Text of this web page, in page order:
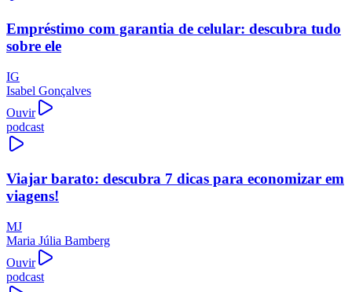
Empréstimo com garantia de celular: descubra tudo
sobre ele
IG
Isabel Gonçalves
Ouvir
podcast
Viajar barato: descubra 7 dicas para economizar em
viagens!
MJ
Maria Júlia Bamberg
Ouvir
podcast